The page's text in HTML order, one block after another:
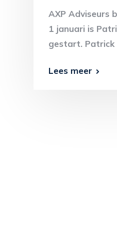
AXP Adviseurs
1 januari is
gestart.
Lees meer